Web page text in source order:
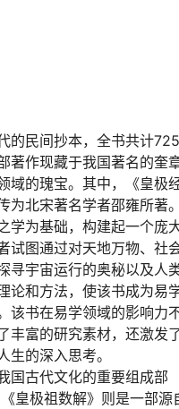
的民间抄本，全书共计725
著作现藏于我国著名的奎
域的瑰宝。其中，《皇极
北宋著名学者邵雍所著。
学为基础，构建起一个庞
试图通过对天地万物、社
寻宇宙运行的奥秘以及人
论和方法，使该书成为易
该书在易学领域的影响力
丰富的研究素材，还激发
的深入思考。
国古代文化的重要组成部
皇极祖数解》则是一部源